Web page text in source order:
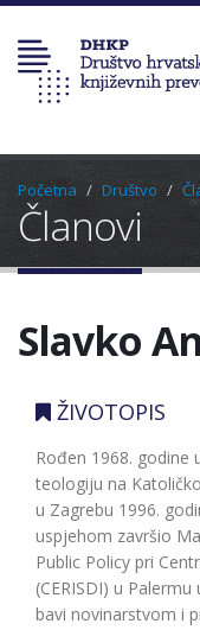
Početna Društvo
Članovi
Slavko
ŽIVOTOPIS
Rođen 1968. godine
teologiju na
u Zagrebu 1996.
uspjehom završio
Public Policy pri
(CERISDI) u
bavi novinarstvom i